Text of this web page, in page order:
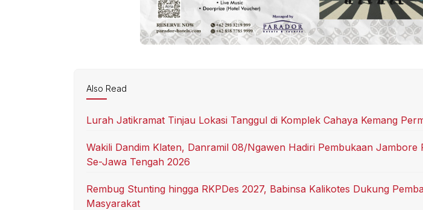
Also Read
Lurah Jatikramat Tinjau Lokasi Tanggul di Komplek Cahaya Kemang
Wakili Dandim Klaten, Danramil 08/Ngawen Hadiri Pembukaan Jambore
Se-Jawa Tengah 2026
Rembug Stunting hingga RKPDes 2027, Babinsa Kalikotes Dukung
Masyarakat